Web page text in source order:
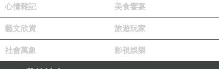
現在事態嚴重，沒辦法跟妳多說，如果延遲太
久，妳在現實世界就會變成喪屍，就是我們在村
子裡面遇到的長孫順德他們那樣。變成喪屍就無
法恢復了，妳現在就跟我走吧！」
心情雜記 美食饗宴
藝文欣賞 旅遊玩家
社會萬象 影視娛樂